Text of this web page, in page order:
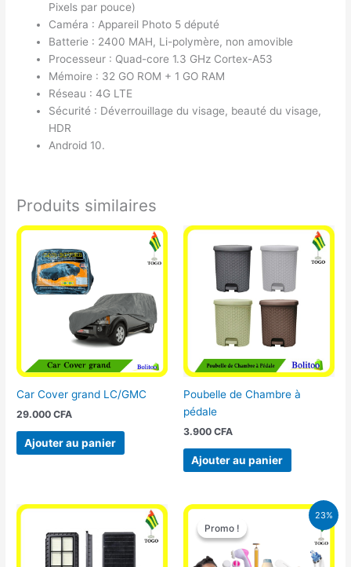
Pixels par pouce)
Caméra : Appareil Photo 5 député
Batterie : 2400 MAH, Li-polymère, non amovible
Processeur : Quad-core 1.3 GHz Cortex-A53
Mémoire : 32 GO ROM + 1 GO RAM
Réseau : 4G LTE
Sécurité : Déverrouillage du visage, beauté du visage,
HDR
Android 10.
Produits similaires
Car Cover grand LC/GMC
29.000CFA
Ajouter au panier
Poubelle de Chambre à
pédale
3.900 CFA
Ajouter au panier
23%
Promo !
Promo !
Le
prix
initial
était :
65.000 CFA.
Le
prix
actuel
est :
49.900